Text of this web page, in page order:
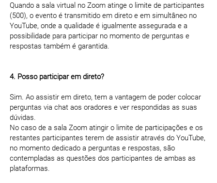
Quando a sala virtual no Zoom atinge o limite de participantes
(500), o evento é transmitido em direto e em simultâneo no
YouTube, onde a qualidade é igualmente assegurada e a
possibilidade para participar no momento de perguntas e
respostas também é garantida.
4. Posso participar em direto?
Sim. Ao assistir em direto, tem a vantagem de poder colocar
perguntas via chat aos oradores e ver respondidas as suas
dúvidas.
No caso de a sala Zoom atingir o limite de participações e os
restantes participantes terem de assistir através do YouTube,
no momento dedicado a perguntas e respostas, são
contempladas as questões dos participantes de ambas as
plataformas.